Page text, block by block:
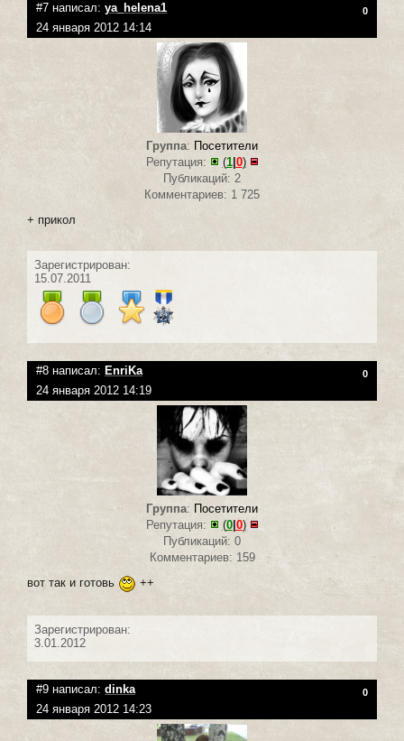
#7 написал: ya_helena1 0
24 января 2012 14:14
Группа: Посетители
Репутация:
(1| 0)
Публикаций: 2
Комментариев: 1 725
+ прикол
Зарегистрирован:
15.07.2011
#8 написал: EnriKa 0
24 января 2012 14:19
Группа: Посетители
Репутация:
(0| 0)
Публикаций: 0
Комментариев: 159
вот так и готовь
++
Зарегистрирован:
3.01.2012
#9 написал: dinka 0
24 января 2012 14:23